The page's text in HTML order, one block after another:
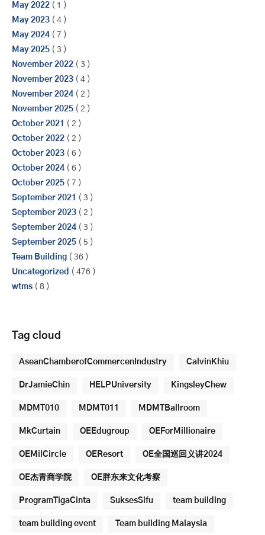
May 2022 ( 1 )
May 2023 ( 4 )
May 2024 ( 7 )
May 2025 ( 3 )
November 2022 ( 3 )
November 2023 ( 4 )
November 2024 ( 2 )
November 2025 ( 2 )
October 2021
( 2 )
October 2022 ( 2 )
October 2023 ( 6 )
October 2024 ( 6 )
October 2025 ( 7 )
September 2021
( 3 )
September 2023 ( 2 )
September 2024 ( 3 )
September 2025 ( 5 )
Team Building ( 36 )
Uncategorized ( 476 )
wtms ( 8 )
Tag cloud
AseanChamberofCommercenIndustry CalvinKhiu
DrJamieChin HELPUniversity KingsleyChew
MDMT010 MDMT011 MDMTBallroom
MkCurtain OEEdugroup OEForMillionaire
OEMilCircle OEResort OE全国巡回义讲2024
OE杰青商学院 OE胖东来文化考察
ProgramTigaCinta SuksesSifu team building
team building event Team building Malaysia